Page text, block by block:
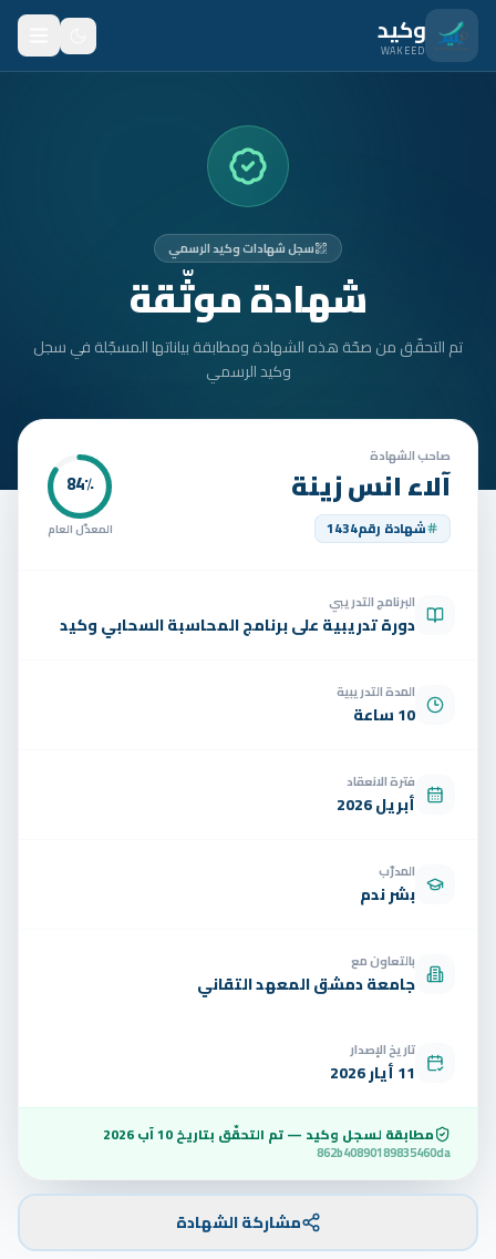
انتقل للمحتوى الرئيسي
وكيد
WAKEED
المتدربون
الأمان
تواصل
الوظائف
سجل شهادات وكيد الرسمي
شهادة موثّقة
تم التحقّق من صحّة هذه الشهادة ومطابقة بياناتها المسجّلة في سجل
وكيد الرسمي
صاحب الشهادة
آلاء انس زينة
شهادة رقم1434
84٪
المعدّل العام
البرنامج التدريبي
دورة تدريبية على برنامج المحاسبة السحابي وكيد
المدة التدريبية
10 ساعة
فترة الانعقاد
أبريل 2026
المدرّب
بشر ندم
بالتعاون مع
جامعة دمشق المعهد التقاني
تاريخ الإصدار
11 أيار 2026
مطابقة لسجل وكيد — تم التحقّق بتاريخ10 آب 2026
862b40890189835460da
مشاركة الشهادة